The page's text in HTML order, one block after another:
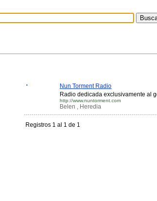
Nun Torment Radio
Radio dedicada exclusivamente al
http://www.nuntorment.com
Belen , Heredia
Registros 1 al 1 de 1